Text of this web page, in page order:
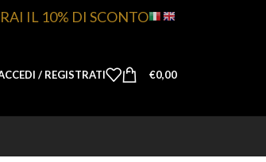
IL 10% DI SCONTO
/ REGISTRATI €0,00